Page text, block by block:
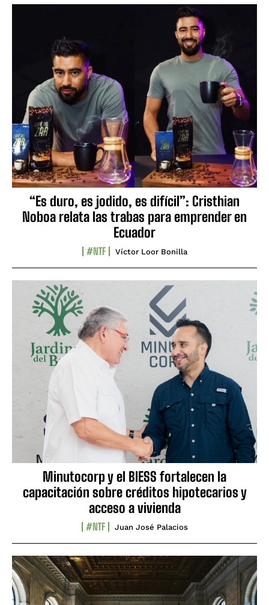
“Es duro, es jodido, es difícil”: Cristhian
Noboa relata las trabas para emprender en
Ecuador
#NTF Víctor Loor Bonilla
Minutocorp y el BIESS fortalecen la
capacitación sobre créditos hipotecarios y
acceso a vivienda
#NTF Juan José Palacios